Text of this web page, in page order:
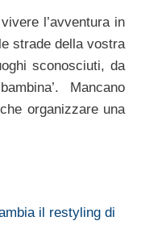
l’avventura in
strade della vostra
sconosciuti, da
Mancano
organizzare una
il restyling di